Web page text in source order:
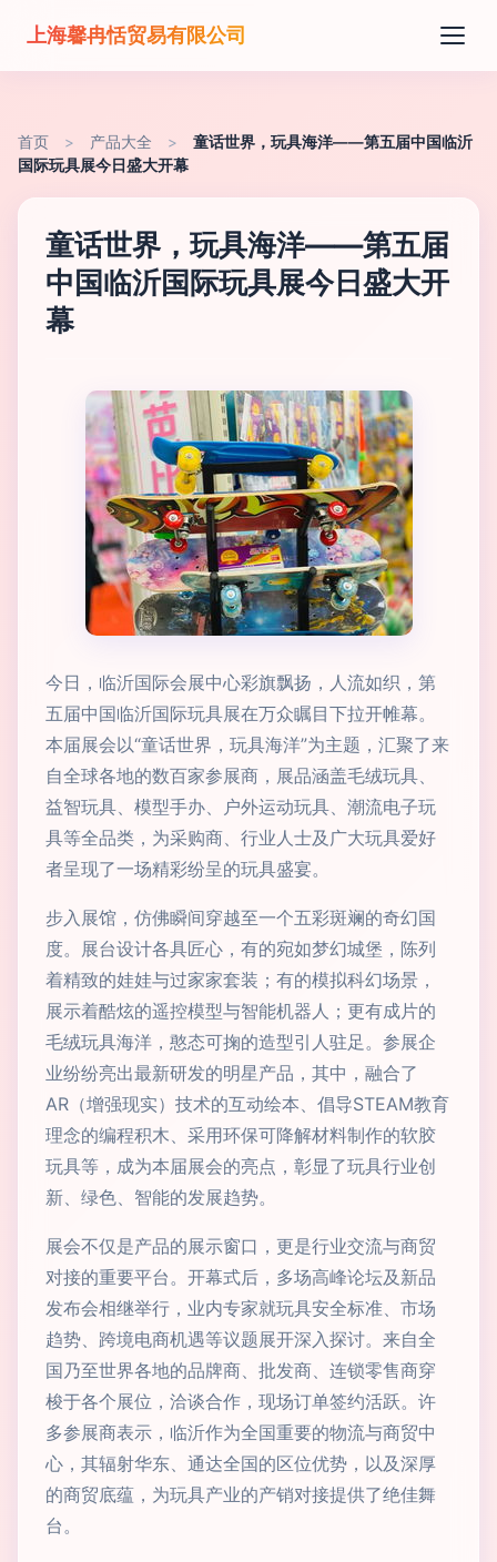
上海馨冉恬贸易有限公司
首页 > 产品大全 >
童话世界，玩具海洋——第五届中国临沂
国际玩具展今日盛大开幕
童话世界，玩具海洋——第五届
中国临沂国际玩具展今日盛大开
幕
今日，临沂国际会展中心彩旗飘扬，人流如织，第
五届中国临沂国际玩具展在万众瞩目下拉开帷幕。
本届展会以“童话世界，玩具海洋”为主题，汇聚了来
自全球各地的数百家参展商，展品涵盖毛绒玩具、
益智玩具、模型手办、户外运动玩具、潮流电子玩
具等全品类，为采购商、行业人士及广大玩具爱好
者呈现了一场精彩纷呈的玩具盛宴。
步入展馆，仿佛瞬间穿越至一个五彩斑斓的奇幻国
度。展台设计各具匠心，有的宛如梦幻城堡，陈列
着精致的娃娃与过家家套装；有的模拟科幻场景，
展示着酷炫的遥控模型与智能机器人；更有成片的
毛绒玩具海洋，憨态可掬的造型引人驻足。参展企
业纷纷亮出最新研发的明星产品，其中，融合了
AR（增强现实）技术的互动绘本、倡导STEAM教育
理念的编程积木、采用环保可降解材料制作的软胶
玩具等，成为本届展会的亮点，彰显了玩具行业创
新、绿色、智能的发展趋势。
展会不仅是产品的展示窗口，更是行业交流与商贸
对接的重要平台。开幕式后，多场高峰论坛及新品
发布会相继举行，业内专家就玩具安全标准、市场
趋势、跨境电商机遇等议题展开深入探讨。来自全
国乃至世界各地的品牌商、批发商、连锁零售商穿
梭于各个展位，洽谈合作，现场订单签约活跃。许
多参展商表示，临沂作为全国重要的物流与商贸中
心，其辐射华东、通达全国的区位优势，以及深厚
的商贸底蕴，为玩具产业的产销对接提供了绝佳舞
台。